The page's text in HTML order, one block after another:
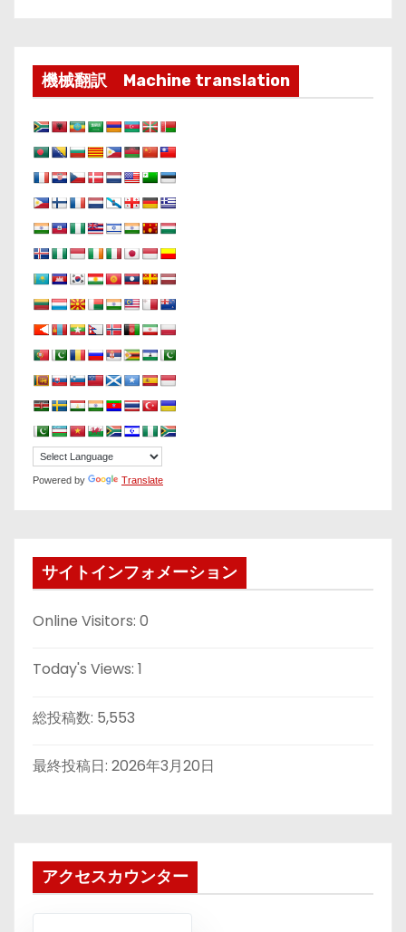
機械翻訳 Machine translation
Powered by Translate
サイトインフォメーション
Online Visitors: 0
Today's Views: 1
総投稿数: 5,553
最終投稿日: 2026年3月20日
アクセスカウンター